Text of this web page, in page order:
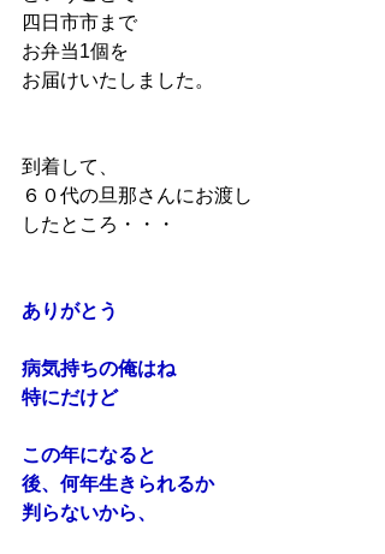
四日市市まで
お弁当1個を
お届けいたしました。
到着して、
６０代の旦那さんにお渡し
したところ・・・
ありがとう
病気持ちの俺はね
特にだけど
この年になると
後、何年生きられるか
判らないから、